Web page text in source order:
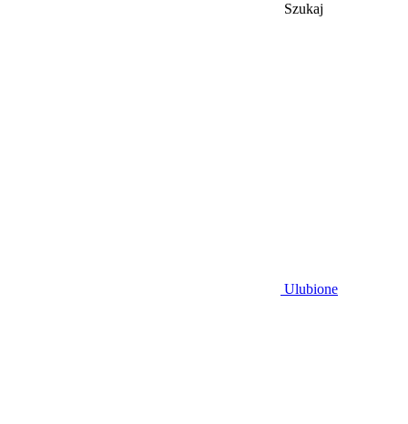
Szukaj
Ulubione